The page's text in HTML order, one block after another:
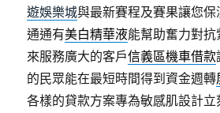
遊娛樂城與最新賽程及賽果讓您
通通有美白精華液能幫助奮力對
來服務廣大的客戶信義區機車借款
的民眾能在最短時間得到資金週轉
各樣的貸款方案專為敏感肌設計